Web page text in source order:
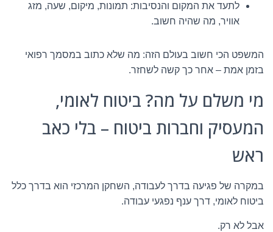
לתעד את המקום והנסיבות: תמונות, מיקום, שעה, מזג
אוויר, מה שהיה חשוב.
המשפט הכי חשוב בעולם הזה: מה שלא כתוב במסמך רפואי
בזמן אמת – אחר כך קשה לשחזר.
מי משלם על מה? ביטוח לאומי,
המעסיק וחברות ביטוח – בלי כאב
ראש
במקרה של פגיעה בדרך לעבודה, השחקן המרכזי הוא בדרך כלל
ביטוח לאומי, דרך ענף נפגעי עבודה.
אבל לא רק.